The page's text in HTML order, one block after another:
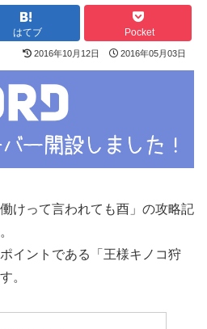
はてブ Pocket
2016年10月12日 2016年05月03日
けって言われても酉」の攻略記
イントである「王様キノコ狩
。